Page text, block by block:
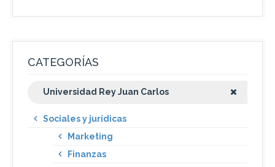
CATEGORÍAS
Universidad Rey Juan Carlos
Sociales y jurídicas
Marketing
Finanzas